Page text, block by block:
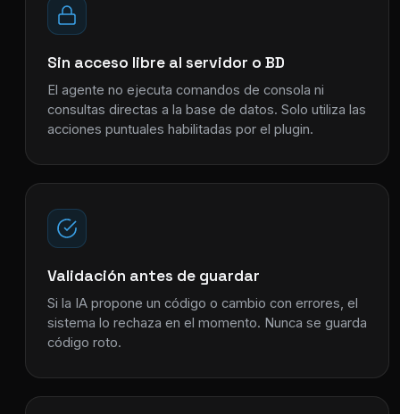
Sin acceso libre al servidor o BD
El agente no ejecuta comandos de consola ni
consultas directas a la base de datos. Solo utiliza las
acciones puntuales habilitadas por el plugin.
Validación antes de guardar
Si la IA propone un código o cambio con errores, el
sistema lo rechaza en el momento. Nunca se guarda
código roto.